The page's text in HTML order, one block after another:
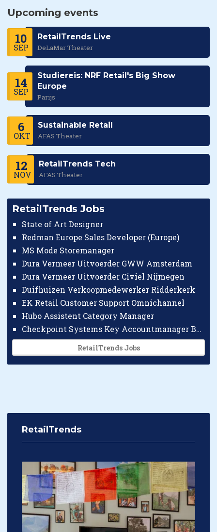
Upcoming events
10
SEP
RetailTrends Live
DeLaMar Theater
14
SEP
Studiereis: NRF Retail's Big Show
Europe
Parijs
6
OKT
Sustainable Retail
AFAS Theater
12
NOV
RetailTrends Tech
AFAS Theater
RetailTrends Jobs
State of Art Designer
Redman Europe Sales Developer (Europe)
MS Mode Storemanager
Dura Vermeer Uitvoerder GWW Amsterdam
Dura Vermeer Uitvoerder Civiel Nijmegen
Duifhuizen Verkoopmedewerker Ridderkerk
EK Retail Customer Support Omnichannel
Hubo Assistent Category Manager
Checkpoint Systems Key Accountmanager Benelux
RetailTrends Jobs
RetailTrends